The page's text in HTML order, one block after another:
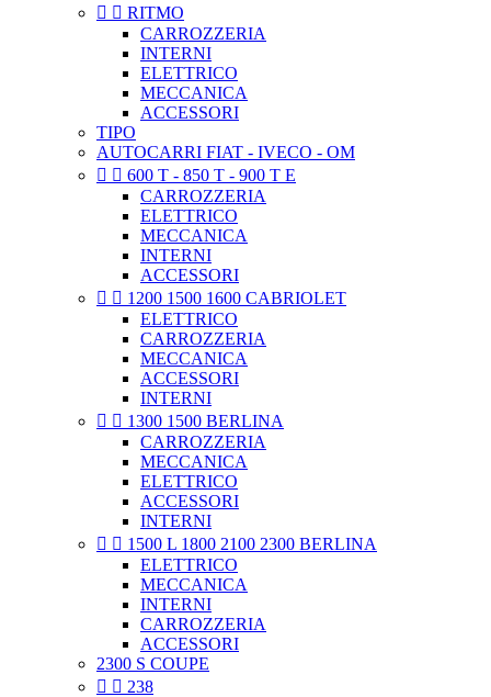
  RITMO
CARROZZERIA
INTERNI
ELETTRICO
MECCANICA
ACCESSORI
TIPO
AUTOCARRI FIAT - IVECO - OM
  600 T - 850 T - 900 T E
CARROZZERIA
ELETTRICO
MECCANICA
INTERNI
ACCESSORI
  1200 1500 1600 CABRIOLET
ELETTRICO
CARROZZERIA
MECCANICA
ACCESSORI
INTERNI
  1300 1500 BERLINA
CARROZZERIA
MECCANICA
ELETTRICO
ACCESSORI
INTERNI
  1500 L 1800 2100 2300 BERLINA
ELETTRICO
MECCANICA
INTERNI
CARROZZERIA
ACCESSORI
2300 S COUPE
  238